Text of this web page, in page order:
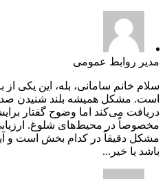
مدیر روابط عمومی
سلام خانم سامانی، بله، این یکی از
است. مشکل همیشه بلند شنیدن
دریافت می‌کند اما وضوح گفتار
مخصوصاً در محیط‌های شلوغ.
مشکل دقیقاً در کدام بخش است و
باشد یا خیر...